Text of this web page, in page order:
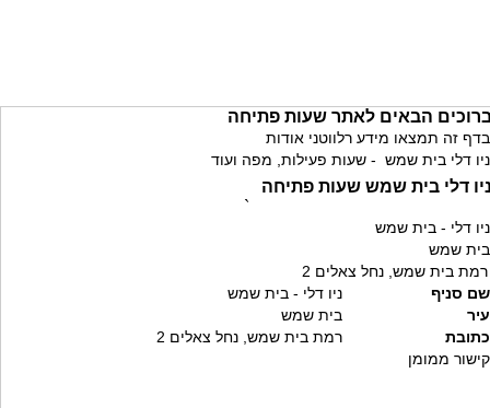
הבאים לאתר שעות פתיחה
בדף זה תמצאו מידע רלווטני אודות
ניו דלי בית שמש - שעות פעילות, מפה ועוד
דלי בית שמש שעות פתיחה
`
ניו דלי - בית שמש
בית שמש
רמת בית שמש, נחל צאלים 2
שם סניף
ניו דלי - בית שמש
עיר
בית שמש
כתובת
רמת בית שמש, נחל צאלים 2
קישור ממומן